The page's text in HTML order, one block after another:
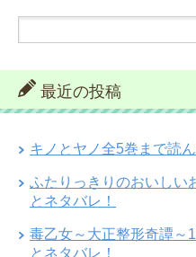
最近の投稿
キノとヤノ全5巻まで読
ふたりっきりのおいしい
とネタバレ！
毒乙女～大正整形奇譚～
とネタバレ！